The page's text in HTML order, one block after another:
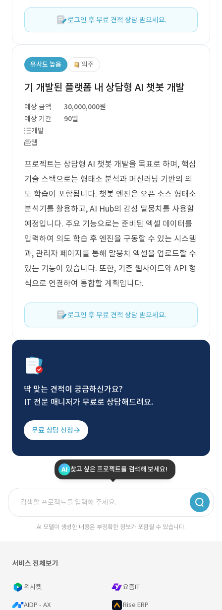
로그인 후 무료 견적 상담 받으세요.
유사도 높음 외주
기 개발된 플랫폼 내 상담형 AI 챗봇 개발
예상 금액
30,000,000원
예상 기간
90일
개발
웹
프로젝트는 상담형 AI 챗봇 개발을 목표로 하며, 핵심
기술 스택으로는 형태소 분석과 머신러닝 기반의 의
도 학습이 포함됩니다. 챗봇 엔진은 오픈 소스 형태소
분석기를 활용하고, AI Hub의 감성 말뭉치를 사용할
예정입니다. 주요 기능으로는 준비된 엑셀 데이터를
입력하여 의도 학습 후 엔진을 구동할 수 있는 시스템
과, 관리자 페이지를 통해 말뭉치 엑셀을 업로드할 수
있는 기능이 있습니다. 또한, 기존 웹사이트와 API 형
식으로 연결하여 통합할 계획입니다.
로그인 후 무료 견적 상담 받으세요.
딱 맞는 견적이 궁금하신가요?
IT 전문 매니저가 무료로 상담해드려요.
무료 상담 신청
찾고 싶은 프로젝트를 검색해 보세요!
AI 모델이 생성한 내용은 부정확한 정보가 포함될 수 있습니다.
서비스 전체보기
위시켓 요즘IT
AIDP - AX Rise ERP